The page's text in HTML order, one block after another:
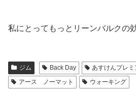
私にとってもっとリーンバルクの
ジム Back Day
あすけんプレミ
アース ノーマット
ウォーキング